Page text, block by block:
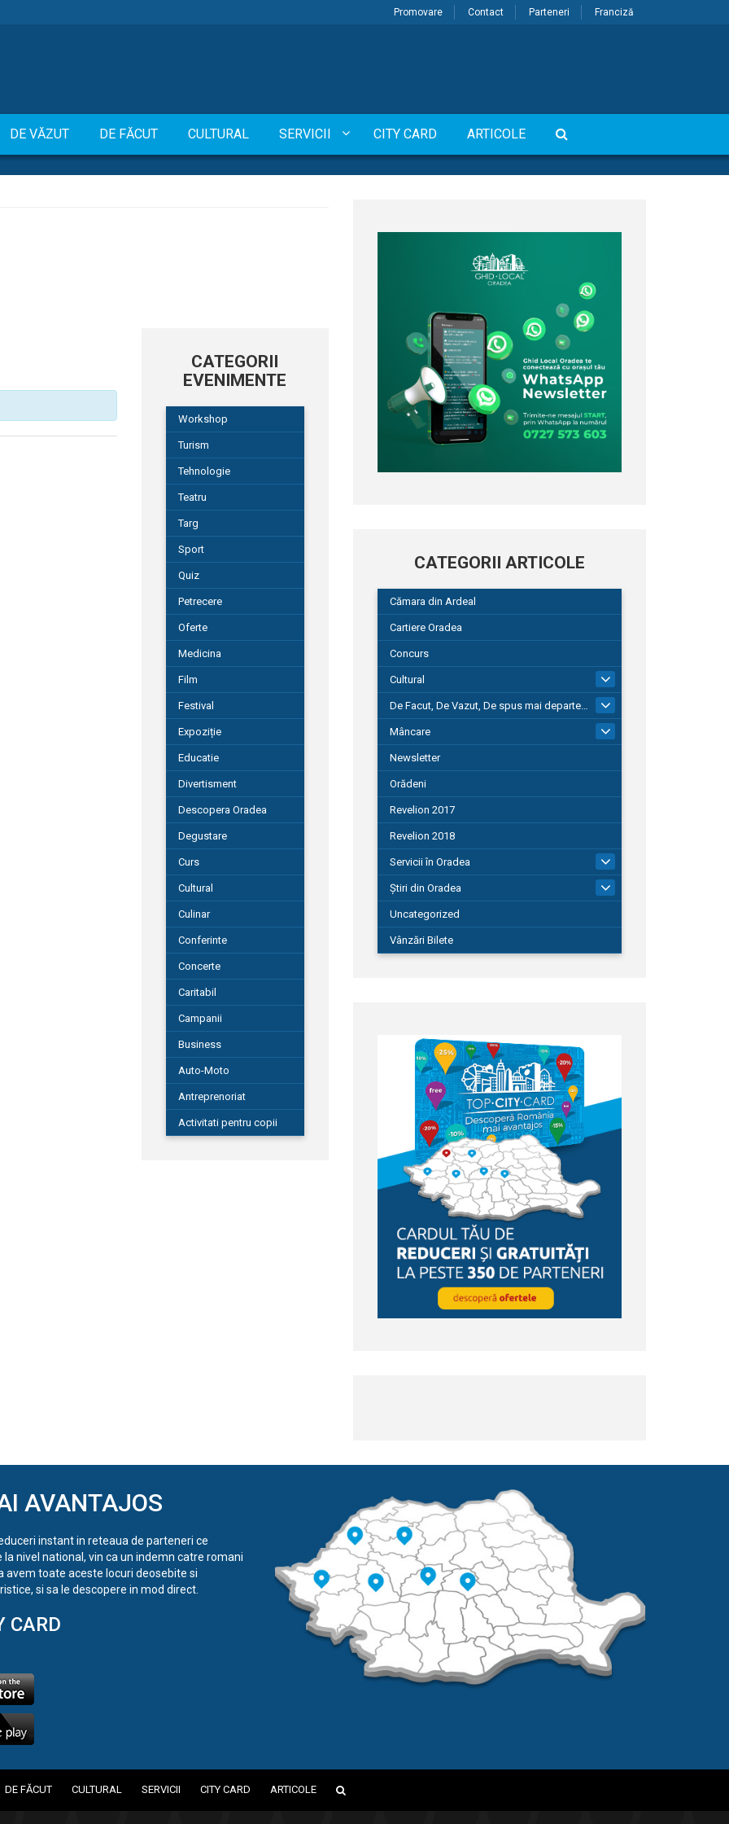
Promovare Contact Parteneri Franciză
DE VĂZUT DE FĂCUT CULTURAL SERVICII CITY CARD ARTICOLE
CATEGORII
EVENIMENTE
Workshop
Turism
Tehnologie
Teatru
Targ
Sport
Quiz
Petrecere
Oferte
Medicina
Film
Festival
Expoziție
Educatie
Divertisment
Descopera Oradea
Degustare
Curs
Cultural
Culinar
Conferinte
Concerte
Caritabil
Campanii
Business
Auto-Moto
Antreprenoriat
Activitati pentru copii
CATEGORII ARTICOLE
Cămara din Ardeal
Cartiere Oradea
Concurs
Cultural
De Facut, De Vazut, De spus mai departe…
580
Mâncare
Newsletter
Orădeni
Revelion 2017
Revelion 2018
Servicii în Oradea
104
Știri din Oradea
1.127
Uncategorized
Vânzări Bilete
AVANTAJOS
instant in reteaua de parteneri ce
nivel national, vin ca un indemn catre romani
toate aceste locuri deosebite si
si sa le descopere in mod direct.
CARD
DE FĂCUT CULTURAL SERVICII CITY CARD ARTICOLE